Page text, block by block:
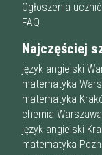
Ogłoszenia
FAQ
Najczęściej
język angielski
matematyka
matematyka
chemia Warszawa
język angielski
matematyka